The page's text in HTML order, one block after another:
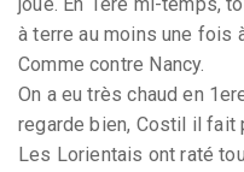
joue. En 1ere mi-temps,
à terre au moins une fois
Comme contre Nancy.
On a eu très chaud en
regarde bien, Costil il fait
Les Lorientais ont raté